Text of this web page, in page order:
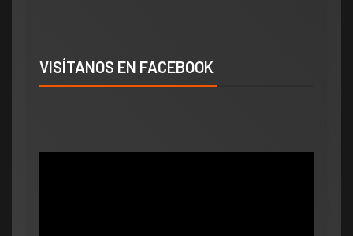
VISÍTANOS EN FACEBOOK